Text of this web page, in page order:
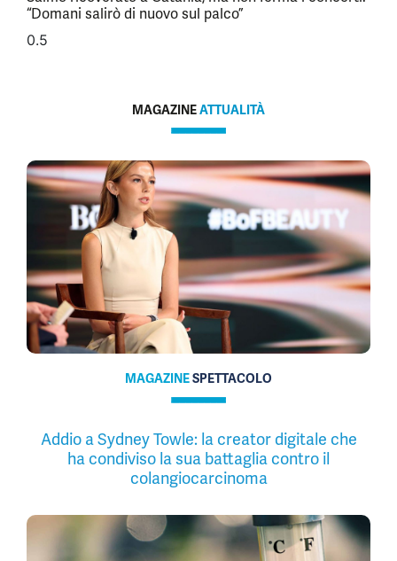
“Domani salirò di nuovo sul palco”
MAGAZINEATTUALITÀ
MAGAZINESPETTACOLO
Addio a Sydney Towle: la creator digitale che
ha condiviso la sua battaglia contro il
colangiocarcinoma